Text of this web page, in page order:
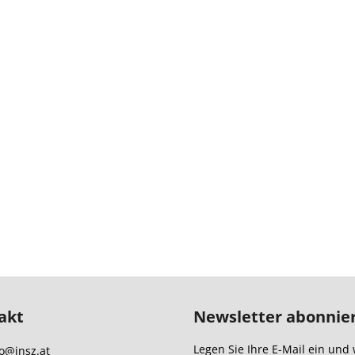
@insz.at
Newsletter
Legen Sie Ihre E-Mail ein und